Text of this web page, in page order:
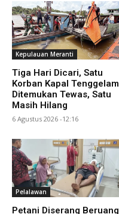
Kepulauan Meranti
Tiga Hari Dicari, Satu
Korban Kapal Tenggelam
Ditemukan Tewas, Satu
Masih Hilang
6 Agustus 2026 -12:16
Pelalawan
Petani Diserang Beruang